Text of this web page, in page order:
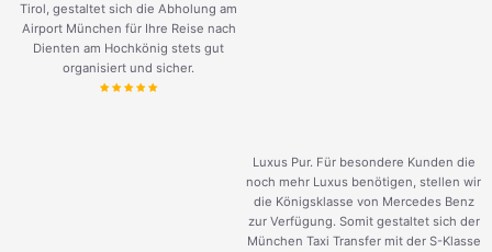
Tirol, gestaltet sich die Abholung am
Airport München für Ihre Reise nach
Dienten am Hochkönig stets gut
organisiert und sicher.
Luxus Pur. Für besondere Kunden die
noch mehr Luxus benötigen, stellen wir
die Königsklasse von Mercedes Benz
zur Verfügung. Somit gestaltet sich der
München Taxi Transfer mit der S-Klasse